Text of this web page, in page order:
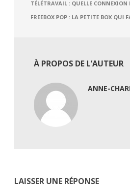
TÉLÉTRAVAIL : QUELLE
FREEBOX POP : LA PETITE BOX QUI
À PROPOS DE L’AUTEUR
ANNE-
LAISSER UNE RÉPONSE